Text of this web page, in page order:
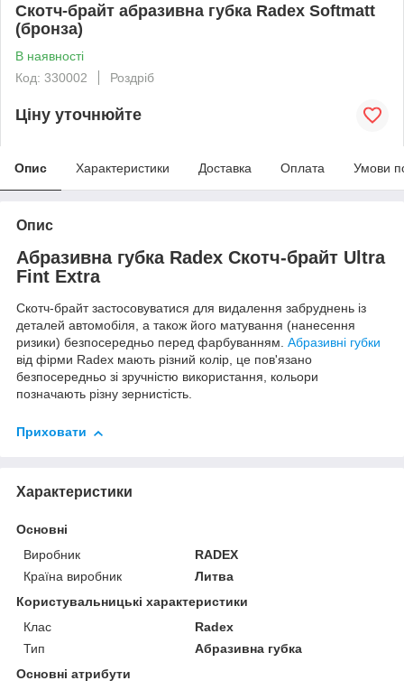
Скотч-брайт абразивна губка Radex Softmatt
(бронза)
В наявності
Код: 330002
Роздріб
Ціну уточнюйте
Опис Характеристики Доставка Оплата Умови
Опис
Абразивна губка Radex Скотч-брайт Ultra
Fint Extra
Скотч-брайт застосовуватися для видалення забруднень із
деталей автомобіля, а також його матування (нанесення
ризики) безпосередньо перед фарбуванням. Абразивні губки
від фірми Radex мають різний колір, це пов'язано
безпосередньо зі зручністю використання, кольори
позначають різну зернистість.
Приховати
Характеристики
Основні
Виробник
RADEX
Країна виробник
Литва
Користувальницькі характеристики
Клас
Radex
Тип
Абразивна губка
Основні атрибути